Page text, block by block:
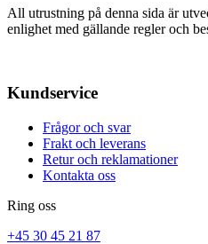
All utrustning på denna sida är
enlighet med gällande regler och
Kundservice
Frågor och svar
Frakt och leverans
Retur och reklamationer
Kontakta oss
Ring oss
+45 30 45 21 87